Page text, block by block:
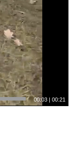
00:04| 00:21